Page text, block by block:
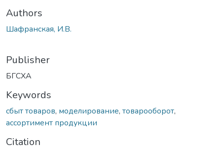
Authors
Шафранская, И.В.
Publisher
БГСХА
Keywords
сбыт товаров, моделирование, товарооборот,
ассортимент продукции
Citation